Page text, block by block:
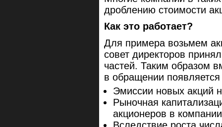
дроблению стоимости
Как это работает?
Для примера возьмем
совет директоров
частей. Таким образом
в обращении
Эмиссии новых акций
Рыночная
акционеров в